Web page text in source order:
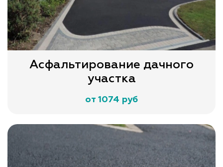
Асфальтирование дачного
участка
от 1074 руб